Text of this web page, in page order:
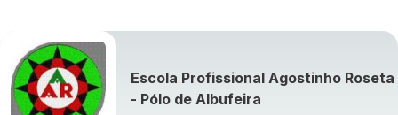
Escola Profissional Agostinho Roseta
- Pólo de Albufeira